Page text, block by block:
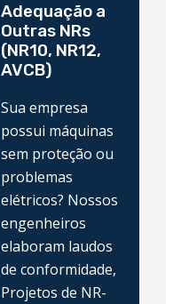
Adequação a
Outras NRs
(NR10, NR12,
AVCB)
Sua empresa
possui máquinas
sem proteção ou
problemas
elétricos? Nossos
engenheiros
elaboram laudos
de conformidade,
Projetos de NR-